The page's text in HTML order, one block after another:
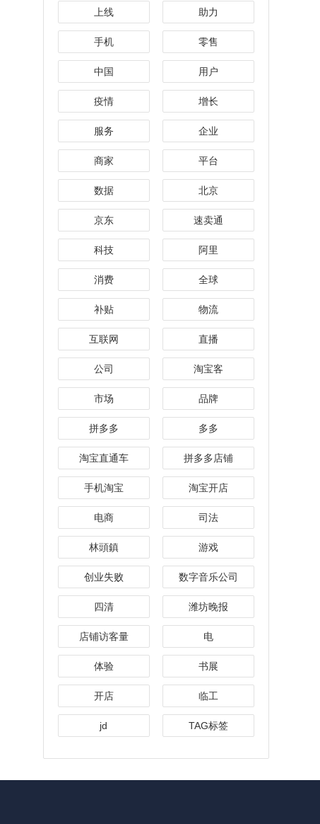
上线 助力
手机 零售
中国 用户
疫情 增长
服务 企业
商家 平台
数据 北京
京东 速卖通
科技 阿里
消费 全球
补贴 物流
互联网 直播
公司 淘宝客
市场 品牌
拼多多 多多
淘宝直通车 拼多多店铺
手机淘宝 淘宝开店
电商 司法
林頭鎮 游戏
创业失败 数字音乐公司
四清 潍坊晚报
店铺访客量 电
体验 书展
开店 临工
jd TAG标签